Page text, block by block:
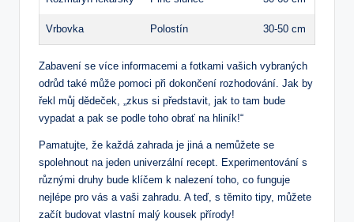
Vrbovka Polostín 30-50 cm
Zabavení se více informacemi a fotkami vašich vybraných
odrůd také může pomoci při dokončení rozhodování. Jak by
řekl můj dědeček, „zkus si představit, jak to tam bude
vypadat a pak se podle toho obrať na hliník!“
Pamatujte, že každá zahrada je jiná a nemůžete se
spolehnout na jeden univerzální recept. Experimentování s
různými druhy bude klíčem k nalezení toho, co funguje
nejlépe pro vás a vaši zahradu. A teď, s těmito tipy, můžete
začít budovat vlastní malý kousek přírody!